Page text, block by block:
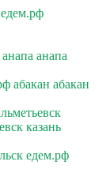
едем.рф
анапа
абакан абакан
казань
едем.рф